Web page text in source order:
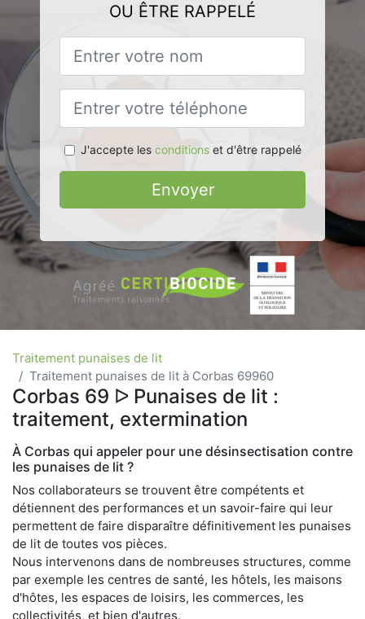
OU ÊTRE RAPPELÉ
J'accepte les conditionset d'être rappelé
Envoyer
Traitement punaises de lit
Traitement punaises de lit à Corbas 69960
Corbas 69 ᐅ Punaises de lit :
traitement, extermination
À Corbas qui appeler pour une désinsectisation contre
les punaises de lit ?
Nos collaborateurs se trouvent être compétents et
détiennent des performances et un savoir-faire qui leur
permettent de faire disparaître définitivement les punaises
de lit de toutes vos pièces.
Nous intervenons dans de nombreuses structures, comme
par exemple les centres de santé, les hôtels, les maisons
d'hôtes, les espaces de loisirs, les commerces, les
collectivités, et bien d'autres.